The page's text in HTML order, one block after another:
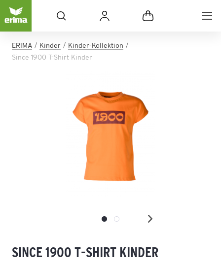
ERIMA Kinder
Kinder-Kollektion
Since 1900 T-Shirt Kinder
SINCE 1900 T-SHIRT KINDER